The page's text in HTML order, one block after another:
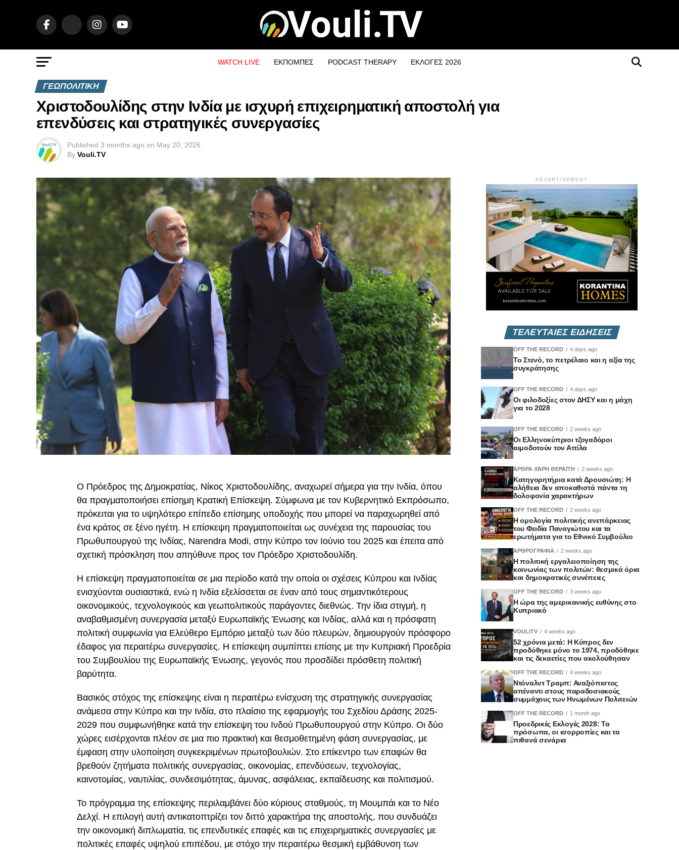
WATCH LIVE ΕΚΠΟΜΠΕΣ PODCAST THERAPY ΕΚΛΟΓΕΣ 2026
ΓΕΩΠΟΛΙΤΙΚΗ
Χριστοδουλίδης στην Ινδία με ισχυρή επιχειρηματική αποστολή για
επενδύσεις και στρατηγικές συνεργασίες
Published 3 months ago on May 20, 2026
By Vouli.TV
Ο Πρόεδρος της Δημοκρατίας, Νίκος Χριστοδουλίδης, αναχωρεί σήμερα για την Ινδία, όπου
θα πραγματοποιήσει επίσημη Κρατική Επίσκεψη. Σύμφωνα με τον Κυβερνητικό Εκπρόσωπο,
πρόκειται για το υψηλότερο επίπεδο επίσημης υποδοχής που μπορεί να παραχωρηθεί από
ένα κράτος σε ξένο ηγέτη. Η επίσκεψη πραγματοποιείται ως συνέχεια της παρουσίας του
Πρωθυπουργού της Ινδίας, Narendra Modi, στην Κύπρο τον Ιούνιο του 2025 και έπειτα από
σχετική πρόσκληση που απηύθυνε προς τον Πρόεδρο Χριστοδουλίδη.
Η επίσκεψη πραγματοποιείται σε μια περίοδο κατά την οποία οι σχέσεις Κύπρου και Ινδίας
ενισχύονται ουσιαστικά, ενώ η Ινδία εξελίσσεται σε έναν από τους σημαντικότερους
οικονομικούς, τεχνολογικούς και γεωπολιτικούς παράγοντες διεθνώς. Την ίδια στιγμή, η
αναβαθμισμένη συνεργασία μεταξύ Ευρωπαϊκής Ένωσης και Ινδίας, αλλά και η πρόσφατη
πολιτική συμφωνία για Ελεύθερο Εμπόριο μεταξύ των δύο πλευρών, δημιουργούν πρόσφορο
έδαφος για περαιτέρω συνεργασίες. Η επίσκεψη συμπίπτει επίσης με την Κυπριακή Προεδρία
του Συμβουλίου της Ευρωπαϊκής Ένωσης, γεγονός που προσδίδει πρόσθετη πολιτική
βαρύτητα.
Βασικός στόχος της επίσκεψης είναι η περαιτέρω ενίσχυση της στρατηγικής συνεργασίας
ανάμεσα στην Κύπρο και την Ινδία, στο πλαίσιο της εφαρμογής του Σχεδίου Δράσης 2025-
2029 που συμφωνήθηκε κατά την επίσκεψη του Ινδού Πρωθυπουργού στην Κύπρο. Οι δύο
χώρες εισέρχονται πλέον σε μια πιο πρακτική και θεσμοθετημένη φάση συνεργασίας, με
έμφαση στην υλοποίηση συγκεκριμένων πρωτοβουλιών. Στο επίκεντρο των επαφών θα
βρεθούν ζητήματα πολιτικής συνεργασίας, οικονομίας, επενδύσεων, τεχνολογίας,
καινοτομίας, ναυτιλίας, συνδεσιμότητας, άμυνας, ασφάλειας, εκπαίδευσης και πολιτισμού.
Το πρόγραμμα της επίσκεψης περιλαμβάνει δύο κύριους σταθμούς, τη Μουμπάι και το Νέο
Δελχί. Η επιλογή αυτή αντικατοπτρίζει τον διττό χαρακτήρα της αποστολής, που συνδυάζει
την οικονομική διπλωματία, τις επενδυτικές επαφές και τις επιχειρηματικές συνεργασίες με
πολιτικές επαφές υψηλού επιπέδου, με στόχο την περαιτέρω θεσμική εμβάθυνση των
ADVERTISEMENT
ΤΕΛΕΥΤΑΙΕΣ ΕΙΔΗΣΕΙΣ
OFF THE RECORD 4 days ago
Το Στενό, το πετρέλαιο και η αξία της
συγκράτησης
OFF THE RECORD 4 days ago
Οι φιλοδοξίες στον ΔΗΣΥ και η μάχη
για το 2028
OFF THE RECORD 2 weeks ago
Οι Ελληνοκύπριοι τζογαδόροι
αιμοδοτούν τον Αττίλα
ΆΡΘΡΑ ΧΆΡΗ ΘΕΡΑΠΉ 2 weeks ago
Κατηγορητήρια κατά Δρουσιώτη: Η
αλήθεια δεν αποκαθιστά πάντα τη
δολοφονία χαρακτήρων
OFF THE RECORD 2 weeks ago
Η ομολογία πολιτικής ανεπάρκειας
του Φειδία Παναγιώτου και τα
ερωτήματα για το Εθνικό Συμβούλιο
ΑΡΘΡΟΓΡΑΦΙΑ 2 weeks ago
Η πολιτική εργαλειοποίηση της
κοινωνίας των πολιτών: θεσμικά όρια
και δημοκρατικές συνέπειες
OFF THE RECORD 3 weeks ago
Η ώρα της αμερικανικής ευθύνης στο
Κυπριακό
VOULITV 4 weeks ago
52 χρόνια μετά: Η Κύπρος δεν
προδόθηκε μόνο το 1974, προδόθηκε
και τις δεκαετίες που ακολούθησαν
OFF THE RECORD 4 weeks ago
Ντόναλντ Τραμπ: Αναξιόπιστος
απέναντι στους παραδοσιακούς
συμμάχους των Ηνωμένων Πολιτειών
OFF THE RECORD 1 month ago
Προεδρικές Εκλογές 2028: Τα
πρόσωπα, οι ισορροπίες και τα
πιθανά σενάρια